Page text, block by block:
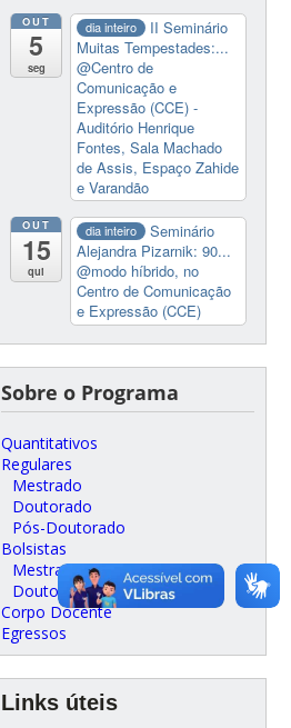
OUT
5
seg
dia inteiro
II Seminário
Muitas Tempestades:...
@Centro de
Comunicação e
Expressão (CCE) -
Auditório Henrique
Fontes, Sala Machado
de Assis, Espaço Zahide
e Varandão
OUT
15
qui
dia inteiro
Seminário
Alejandra Pizarnik: 90...
@modo híbrido, no
Centro de Comunicação
e Expressão (CCE)
Sobre o Programa
Quantitativos
Regulares
Mestrado
Doutorado
Pós-Doutorado
Bolsistas
Mestrado
Doutorado
Corpo Docente
Egressos
Links úteis